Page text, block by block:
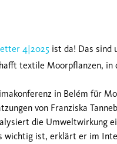
4|2025 ist da! Das sind
textile Moorpflanzen, in
in Belém für
von Franziska
die Umweltwirkung
wichtig ist, erklärt er im